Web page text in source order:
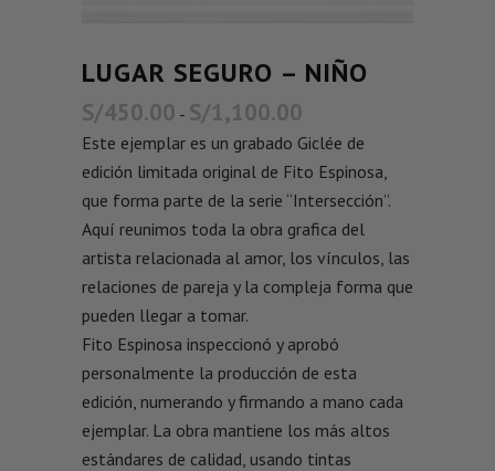
LUGAR SEGURO – NIÑO
S/450.00 - S/1,100.00
Este ejemplar es un grabado Giclée de
edición limitada original de Fito Espinosa,
que forma parte de la serie “Intersección”.
Aquí reunimos toda la obra grafica del
artista relacionada al amor, los vínculos, las
relaciones de pareja y la compleja forma que
pueden llegar a tomar.
Fito Espinosa inspeccionó y aprobó
personalmente la producción de esta
edición, numerando y firmando a mano cada
ejemplar. La obra mantiene los más altos
estándares de calidad, usando tintas